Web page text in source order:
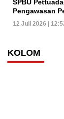
SPBU
Pengawasan
12 Juli 2026 |
KOLOM